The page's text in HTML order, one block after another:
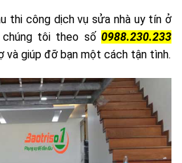
thi công dịch vụ sửa nhà uy tín ở
chúng tôi theo số0988.230.233
và giúp đỡ bạn một cách tận tình.